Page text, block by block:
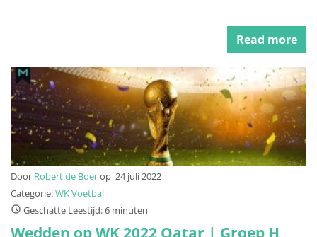
Read more
Door Robert de Boerop 24 juli 2022
Categorie:WK Voetbal
Geschatte Leestijd: 6 minuten
Wedden op WK 2022 Qatar | Groep H